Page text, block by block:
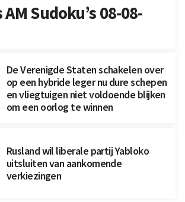
Sudoku’s 08-08-
De Verenigde Staten schakelen over
op een hybride leger nu dure schepen
en vliegtuigen niet voldoende blijken
om een oorlog te winnen
Rusland wil liberale partij Yabloko
uitsluiten van aankomende
verkiezingen